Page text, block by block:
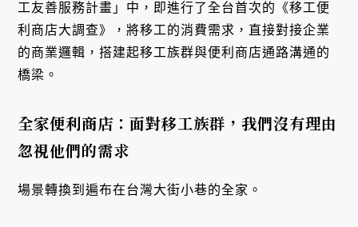
工友善服務計畫」中，即進行了全台首次的《移工便
利商店大調查》，將移工的消費需求，直接對接企業
的商業邏輯，搭建起移工族群與便利商店通路溝通的
橋梁。
全家便利商店：面對移工族群，我們沒有理由
忽視他們的需求
場景轉換到遍布在台灣大街小巷的全家。